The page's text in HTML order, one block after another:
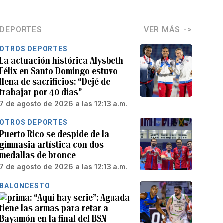
DEPORTES VER MÁS
OTROS DEPORTES
La actuación histórica Alysbeth
Félix en Santo Domingo estuvo
llena de sacrificios: “Dejé de
trabajar por 40 días”
7 de agosto de 2026 a las 12:13 a.m.
OTROS DEPORTES
Puerto Rico se despide de la
gimnasia artística con dos
medallas de bronce
7 de agosto de 2026 a las 12:13 a.m.
BALONCESTO
“Aquí hay serie”: Aguada
tiene las armas para retar a
Bayamón en la final del BSN